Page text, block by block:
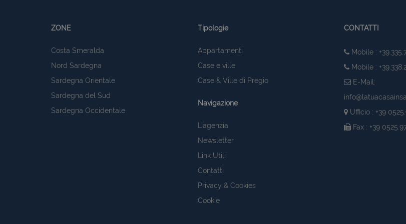
ZONE
Costa Smeralda
Nord Sardegna
Sardegna Orientale
Sardegna del Sud
Sardegna Occidentale
Tipologie
Appartamenti
Case e ville
Case & Ville di Pregio
Navigazione
L'agenzia
Newsletter
Link Utili
Contatti
Privacy & Cookies
Cookie
CONTATTI
Mobile :
Mobile :
E-Mail:
Ufficio : +39
Fax : +39